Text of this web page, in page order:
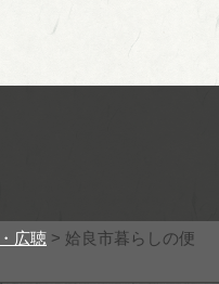
広聴 > 姶良市暮らしの便